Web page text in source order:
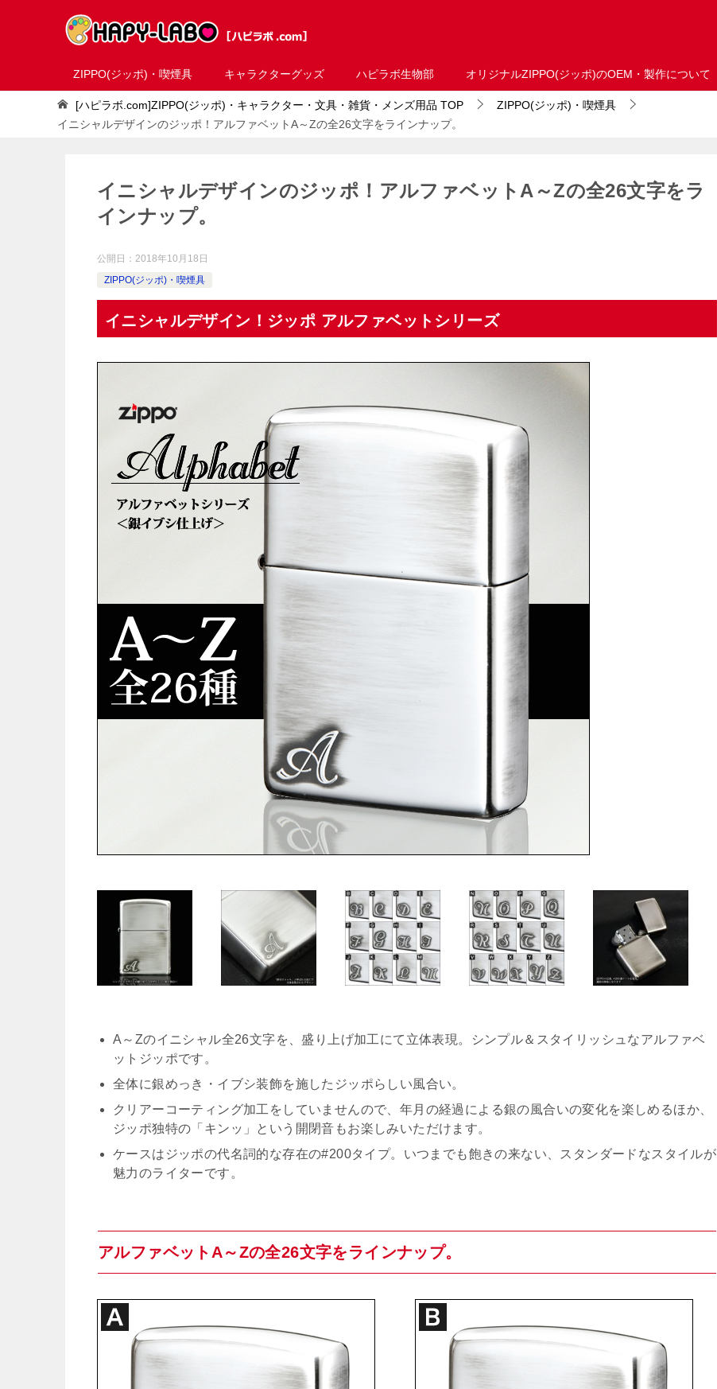
ZIPPO(ジッポ)・喫煙具 キャラクターグッズ ハピラボ生物部 オリジナルZIPPO(ジッポ)のOEM・製作について
[ハピラボ.com]ZIPPO(ジッポ)・キャラクター・文具・雑貨・メンズ用品 TOP
ZIPPO(ジッポ)・喫煙具
イニシャルデザインのジッポ！アルファベットA～Zの全26文字をラインナップ。
イニシャルデザインのジッポ！アルファベットA～Zの全26文字をラ
インナップ。
公開日： 2018年10月18日
ZIPPO(ジッポ)・喫煙具
イニシャルデザイン！ジッポ アルファベットシリーズ
A～Zのイニシャル全26文字を、盛り上げ加工にて立体表現。シンプル＆スタイリッシュなアルファベ
ットジッポです。
全体に銀めっき・イブシ装飾を施したジッポらしい風合い。
クリアーコーティング加工をしていませんので、年月の経過による銀の風合いの変化を楽しめるほか、
ジッポ独特の「キンッ」という開閉音もお楽しみいただけます。
ケースはジッポの代名詞的な存在の#200タイプ。いつまでも飽きの来ない、スタンダードなスタイルが
魅力のライターです。
アルファベットA～Zの全26文字をラインナップ。